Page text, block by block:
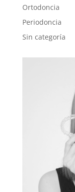
Ortodoncia
Periodoncia
Sin categoría